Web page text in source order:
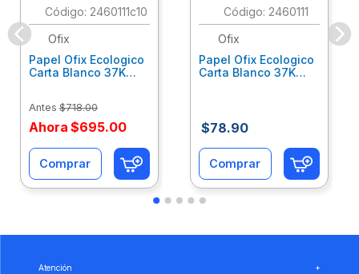
: 2460111c10
Ofix
Papel Ofix Ecologico
Carta Blanco 37K
Antes $718.00
Ahora $695.00
Comprar
: 2460111
Ofix
Papel Ofix Ecologico
Carta Blanco 37K
$78.90
Comprar
Atención
+